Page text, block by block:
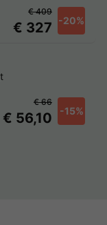
€ 327 -20%
€ 409
€ 56,10 -15%
€ 66